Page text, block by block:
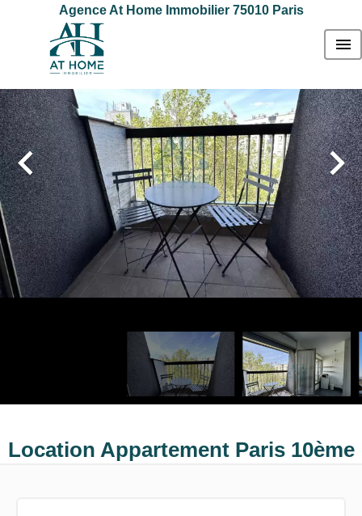
Agence At Home Immobilier 75010 Paris
Location Appartement Paris 10ème